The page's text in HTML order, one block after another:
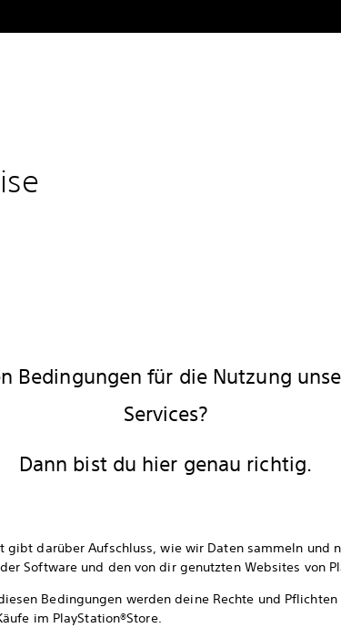
Bedingungen für die Nutzung
Services?
Dann bist du hier genau richtig.
gibt darüber Aufschluss, wie wir Daten sammeln und
Software und den von dir genutzten Websites von
Bedingungen werden deine Rechte und
im PlayStation®Store.